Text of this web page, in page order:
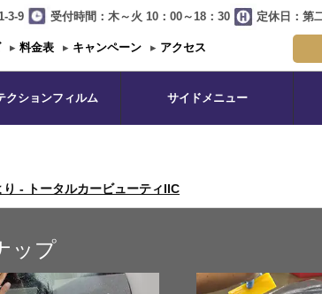
3-9 受付時間：木～火 10：00～18：30 定休日：第
▸ 料金表 ▸ キャンペーン ▸ アクセス
クションフィルム サイドメニュー
- トータルカービューティIIC
ップ